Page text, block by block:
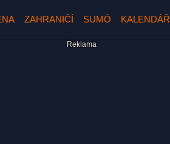
ZAHRANIČÍ SUMÓ KALENDÁŘ